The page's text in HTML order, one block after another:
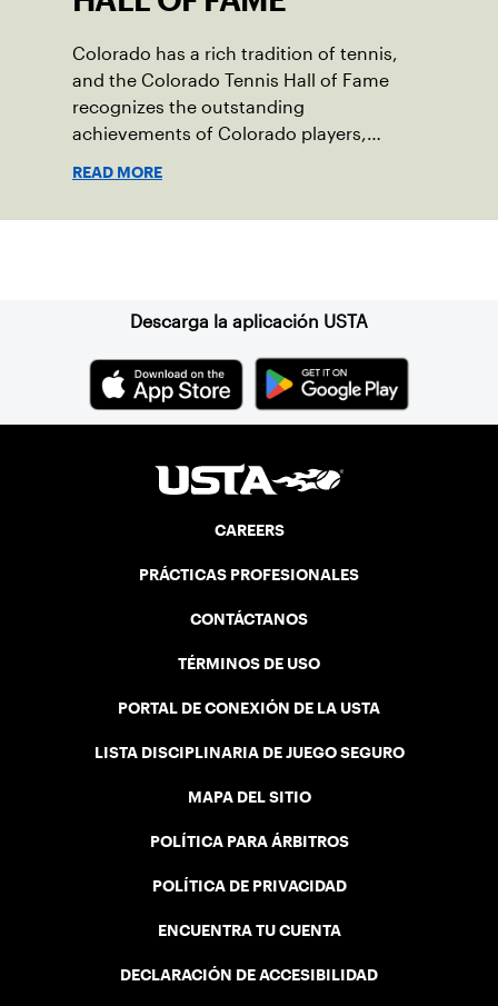
Colorado has a rich tradition of tennis,
and the Colorado Tennis Hall of Fame
recognizes the outstanding
achievements of Colorado players,
READ MORE
Descarga la aplicación USTA
CAREERS
PRÁCTICAS PROFESIONALES
CONTÁCTANOS
TÉRMINOS DE USO
PORTAL DE CONEXIÓN DE LA USTA
LISTA DISCIPLINARIA DE JUEGO SEGURO
MAPA DEL SITIO
POLÍTICA PARA ÁRBITROS
POLÍTICA DE PRIVACIDAD
ENCUENTRA TU CUENTA
DECLARACIÓN DE ACCESIBILIDAD